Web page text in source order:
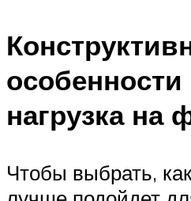
нагрузка на
Чтобы выбрать,